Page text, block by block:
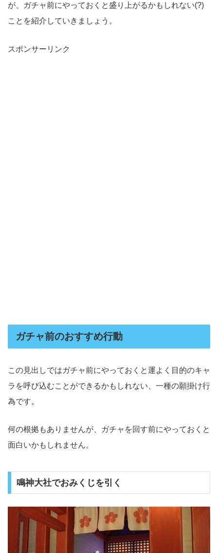
が、ガチャ前にやっておくと盛り上がるかもしれない(?)
ことを紹介していきましょう。
スポンサーリンク
ガチャ前のおすすめ行動
この見出しではガチャ前にやっておくと運よく目的のキャ
ラを呼び込むことができるかもしれない、一種の願掛け行
為です。
何の根拠もありませんが、ガチャを回す前にやっておくと
面白いかもしれません。
鳴神大社でおみくじを引く